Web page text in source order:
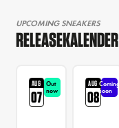
UPCOMING SNEAKERS
RELEASEKALENDER
AUG
07
Out
now
AUG
08
Coming
soon